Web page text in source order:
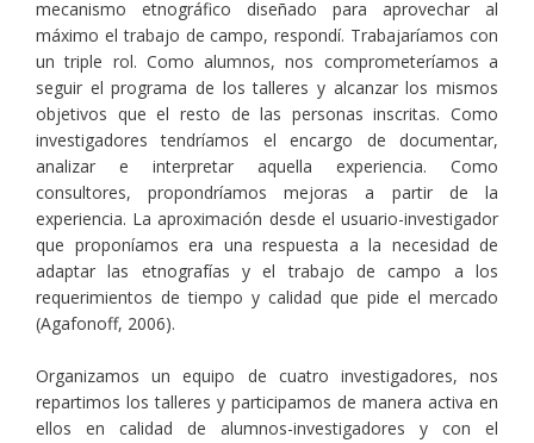
mecanismo etnográfico diseñado para aprovechar al
máximo el trabajo de campo, respondí. Trabajaríamos con
un triple rol. Como alumnos, nos comprometeríamos a
seguir el programa de los talleres y alcanzar los mismos
objetivos que el resto de las personas inscritas. Como
investigadores tendríamos el encargo de documentar,
analizar e interpretar aquella experiencia. Como
consultores, propondríamos mejoras a partir de la
experiencia. La aproximación desde el usuario-investigador
que proponíamos era una respuesta a la necesidad de
adaptar las etnografías y el trabajo de campo a los
requerimientos de tiempo y calidad que pide el mercado
(Agafonoff, 2006).
Organizamos un equipo de cuatro investigadores, nos
repartimos los talleres y participamos de manera activa en
ellos en calidad de alumnos-investigadores y con el